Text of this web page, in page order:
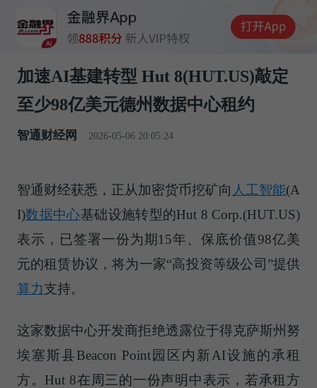
加速AI基建转型 Hut 8(HUT.US)敲定
至少98亿美元德州数据中心租约
智通财经网 2026-05-06 20:05:24
智通财经获悉，正从加密货币挖矿向 人工智能(A
I)数据中心基础设施转型的Hut 8 Corp.(HUT.US)
表示，已签署一份为期15年、保底价值98亿美
元的租赁协议，将为一家“高投资等级公司”提供
算力支持。
这家数据中心开发商拒绝透露位于得克萨斯州努
埃塞斯县Beacon Point园区内新AI设施的承租
方。Hut 8在周三的一份声明中表示，若承租方